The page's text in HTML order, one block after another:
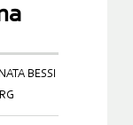
BESSI